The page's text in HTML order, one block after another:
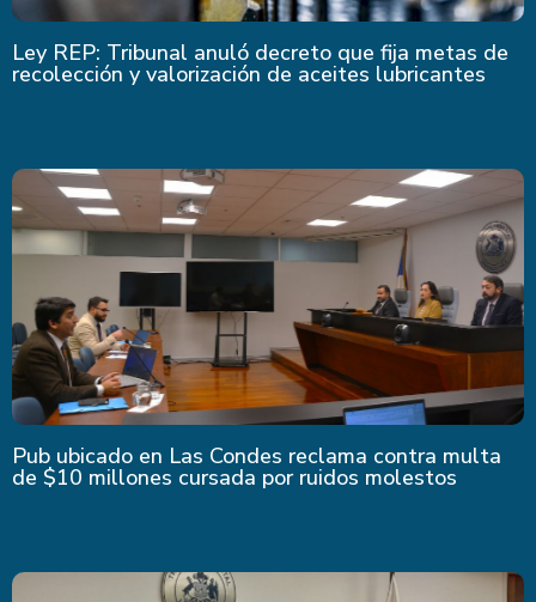
Ley REP: Tribunal anuló decreto que fija metas de
recolección y valorización de aceites lubricantes
Pub ubicado en Las Condes reclama contra multa
de $10 millones cursada por ruidos molestos